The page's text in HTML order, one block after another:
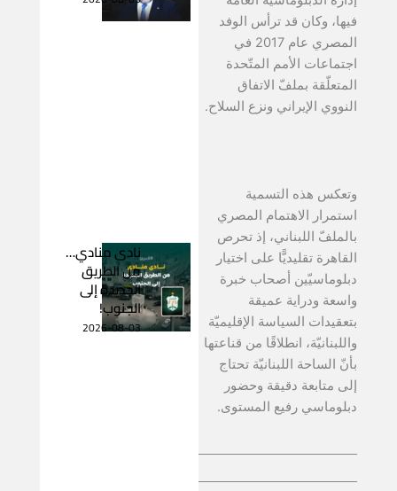
فيها، وكان قد ترأس الوفد
المصري عام 2017 في
اجتماعات الأمم المتّحدة
المتعلّقة بملفّ الاتفاق
النووي الإيراني ونزع السلاح.
وتعكس هذه التسمية
استمرار الاهتمام المصري
بالملفّ اللبناني، إذ تحرص
القاهرة تقليديًّا على اختيار
دبلوماسيّين أصحاب خبرة
واسعة ودراية عميقة
بتعقيدات السياسة الإقليميّة
واللبنانيّة، انطلاقًا من قناعتها
بأنّ الساحة اللبنانيّة تحتاج
إلى متابعة دقيقة وحضور
دبلوماسي رفيع المستوى.
نادى منادي…
من الطريق
الجديدة إلى
الجنوب!
2026-08-03